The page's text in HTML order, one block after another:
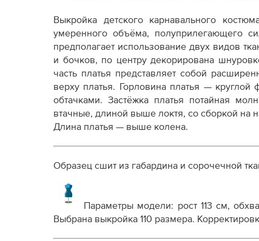
Выкройка детского карнавального
умеренного объёма, полуприлегающего
предполагает использование двух видов
и бочков, по центру декорирована
часть платья представляет собой
верху платья. Горловина платья —
обтачками. Застёжка платья потайная
втачные, длиной выше локтя, со сборкой на
Длина платья — выше колена.
Образец сшит из габардина и сорочечной
Параметры модели: рост 113 см,
Выбрана выкройка 110 размера.